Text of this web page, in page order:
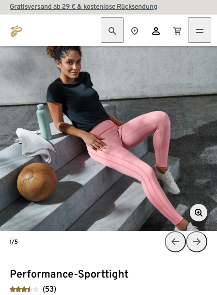
Gratisversand ab 29 € & kostenlose Rücksendung
Performance-Sporttight
(53)
1/5